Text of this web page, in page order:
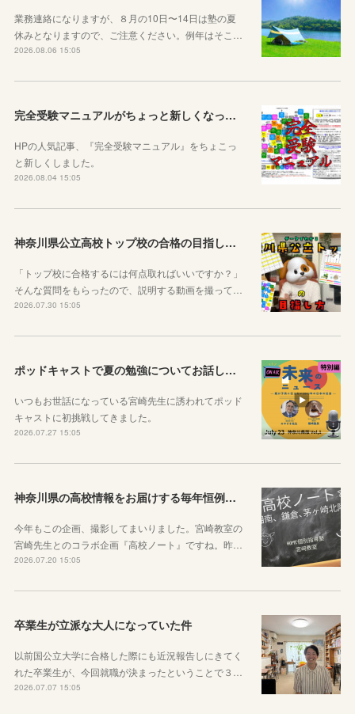
業務連絡になりますが、８月の10日〜14日は塾の夏
休みとなりますので、ご注意ください。例年はそこ…
2026.08.06 15:05
完全受験マニュアルがちょっと新しくなったよ！
HPの人気記事、『完全受験マニュアル』をちょこっ
と新しくしました。
2026.08.04 15:05
神奈川県公立高校トップ校の合格の目指し方について動画をアップしました
「トップ校に合格するには何点取ればいいですか？」
そんな質問をもらったので、説明する動画を撮って…
2026.07.30 15:05
ポッドキャストで夏の勉強についてお話ししています！
いつもお世話になっている宮崎先生に誘われてポッド
キャストに初挑戦してきました。
2026.07.27 15:05
神奈川県の高校情報をお届けする毎年恒例のコラボ企画のお知らせ
今年もこの企画、撮影してまいりました。宮崎教室の
宮崎先生とのコラボ企画『高校ノート』ですね。昨…
2026.07.20 15:05
卒業生が立派な大人になっていた件
以前国公立大学に合格した際にも近況報告しにきてく
れた卒業生が、今回就職が決まったということで３…
2026.07.07 15:05